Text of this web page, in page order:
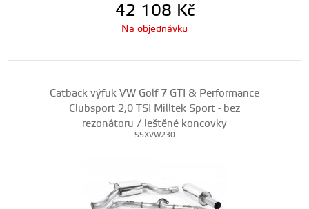
42 108 Kč
Na objednávku
Catback výfuk VW Golf 7 GTI & Performance
Clubsport 2,0 TSI Milltek Sport - bez
rezonátoru / leštěné koncovky
SSXVW230